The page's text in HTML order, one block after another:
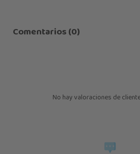
Comentarios (0)
No hay valoraciones de